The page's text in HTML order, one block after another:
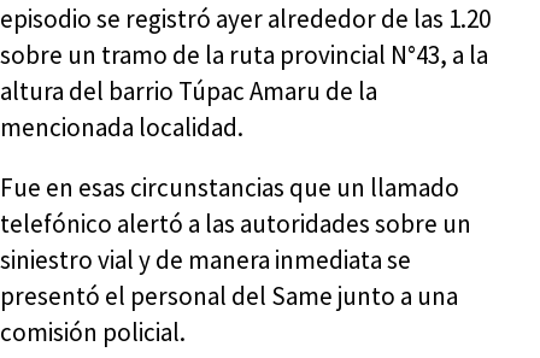
episodio se registró ayer alrededor de las 1.20
sobre un tramo de la ruta provincial N°43, a la
altura del barrio Túpac Amaru de la
mencionada localidad.
Fue en esas circunstancias que un llamado
telefónico alertó a las autoridades sobre un
siniestro vial y de manera inmediata se
presentó el personal del Same junto a una
comisión policial.